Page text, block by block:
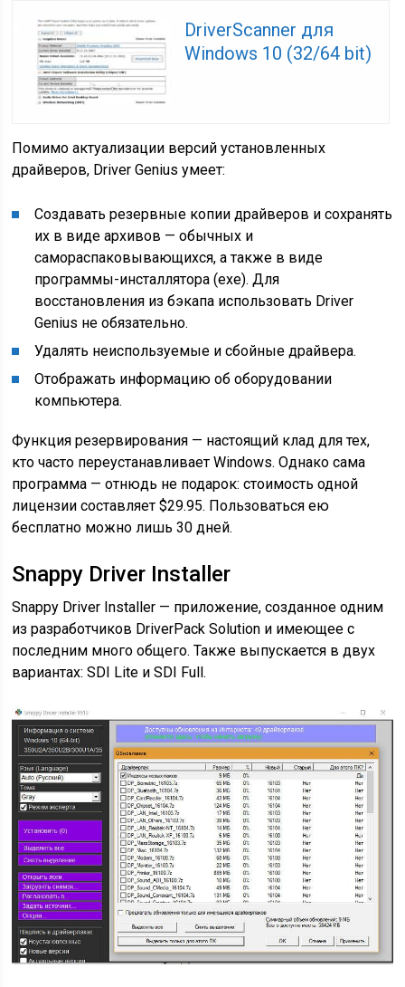
DriverScanner для
Windows 10 (32/64 bit)
Помимо актуализации версий установленных
драйверов, Driver Genius умеет:
Создавать резервные копии драйверов и сохранять
их в виде архивов — обычных и
самораспаковывающихся, а также в виде
программы-инсталлятора (exe). Для
восстановления из бэкапа использовать Driver
Genius не обязательно.
Удалять неиспользуемые и сбойные драйвера.
Отображать информацию об оборудовании
компьютера.
Функция резервирования — настоящий клад для тех,
кто часто переустанавливает Windows. Однако сама
программа — отнюдь не подарок: стоимость одной
лицензии составляет $29.95. Пользоваться ею
бесплатно можно лишь 30 дней.
Snappy Driver Installer
Snappy Driver Installer — приложение, созданное одним
из разработчиков DriverPack Solution и имеющее с
последним много общего. Также выпускается в двух
вариантах: SDI Lite и SDI Full.